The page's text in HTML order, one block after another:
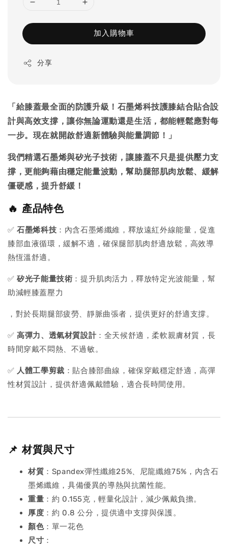
加入購物車
分享
「給膝蓋最全面的防護升級！石墨烯科技護膝結合貼合設
計與高效支撐，讓你無論運動還是生活，都能輕鬆應對每
一步。現在就開啟舒適新體驗與能量調節！」
我們精選石墨烯與矽光子技術，讓膝蓋不只是提供壓力支
撐，更能夠藉由穩定能量波動，幫助腿部肌肉放鬆、緩解
僵硬感，提升舒緩！
🔥 產品特色
✅石墨烯科技 ：內含石墨烯纖維，釋放遠紅外線能量，促進
膝部血液循環，緩解不適，確保腿部肌肉舒適放鬆，高效導
熱恆溫舒適。
✅矽光子能量技術 ：提升肌肉活力，釋放特定光波能量，幫
助減輕膝蓋壓力
，對於長期腿部疲勞、靜脈曲張者，提供更好的舒適支撐。
✅高彈力、透氣材質設計：全天候舒適，柔軟親膚材質，長
時間穿戴不悶熱、不過敏。
✅ 人體工學剪裁 ：貼合膝部曲線，確保穿戴穩定舒適，高彈
性材質設計，提供舒適佩戴體驗，適合長時間使用。
📌 材質與尺寸
材質 ：Spandex彈性纖維25%、尼龍纖維75%，內含石
墨烯纖維，具備優異的導熱與抗菌性能。
重量 ：約 0.155克，輕量化設計，減少佩戴負擔。
厚度 ：約 0.8 公分，提供適中支撐與保護。
顏色：單一花色
尺寸 ：